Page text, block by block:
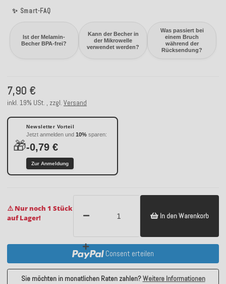
✨ Smart-FAQ
Ist der Melamin-
Becher BPA-frei?
Kann der Becher in
der Mikrowelle
verwendet werden?
Was passiert bei
einem Bruch
während der
Rücksendung?
7,90 €
inkl. 19% USt. , zzgl. Versand
🎁
Newsletter Vorteil
Jetzt anmelden und 10% sparen:
-0,79 €
Zur Anmeldung
⚠️ Nur noch 1 Stück
auf Lager!
In den Warenkorb
Consent erteilen
Sie möchten in monatlichen Raten zahlen?Weitere Informationen